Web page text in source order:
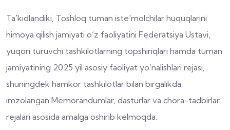
Ta'kidlandiki, Toshloq tuman iste'molchilar huquqlarini
himoya qilish jamiyati o‘z faoliyatini Federatsiya Ustavi,
yuqori turuvchi tashkilotlarning topshiriqlari hamda tuman
jamiyatining 2025 yil asosiy faoliyat yo‘nalishlari rejasi,
shuningdek hamkor tashkilotlar bilan birgalikda
imzolangan Memorandumlar, dasturlar va chora-tadbirlar
rejalari asosida amalga oshirib kelmoqda.